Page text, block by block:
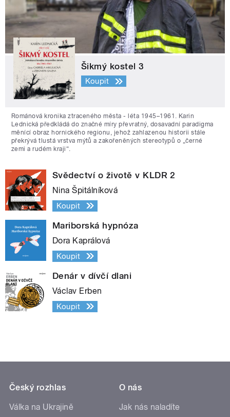
Šikmý kostel 3
Koupit
Románová kronika ztraceného města - léta 1945–1961. Karin
Lednická předkládá do značné míry převratný, dosavadní paradigma
měnící obraz hornického regionu, jehož zahlazenou historii stále
překrývá tlustá vrstva mýtů a zakořeněných stereotypů o „černé
zemi a rudém kraji“.
Svědectví o životě v KLDR 2
Nina Špitálníková
Koupit
Mariborská hypnóza
Dora Kaprálová
Koupit
Denár v dívčí dlani
Václav Erben
Koupit
Český rozhlas
Válka na Ukrajině
O nás
Jak nás naladíte